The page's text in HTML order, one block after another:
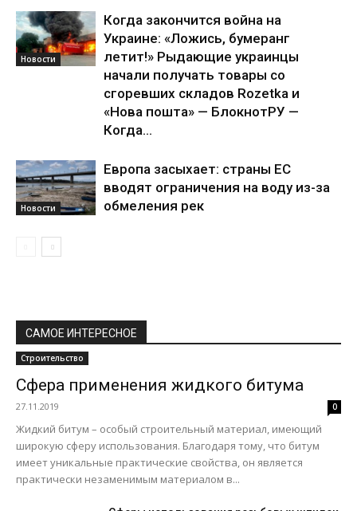
Новости
Когда закончится война на
Украине: «Ложись, бумеранг
летит!» Рыдающие украинцы
начали получать товары со
сгоревших складов Rozetka и
«Нова пошта» — БлокнотРУ —
Когда...
Новости
Европа засыхает: страны ЕС
вводят ограничения на воду из-за
обмеления рек
САМОЕ ИНТЕРЕСНОЕ
Строительство
Сфера применения жидкого битума
27.11.2019 0
Жидкий битум – особый строительный материал, имеющий
широкую сферу использования. Благодаря тому, что битум
имеет уникальные практические свойства, он является
практически незаменимым материалом в...